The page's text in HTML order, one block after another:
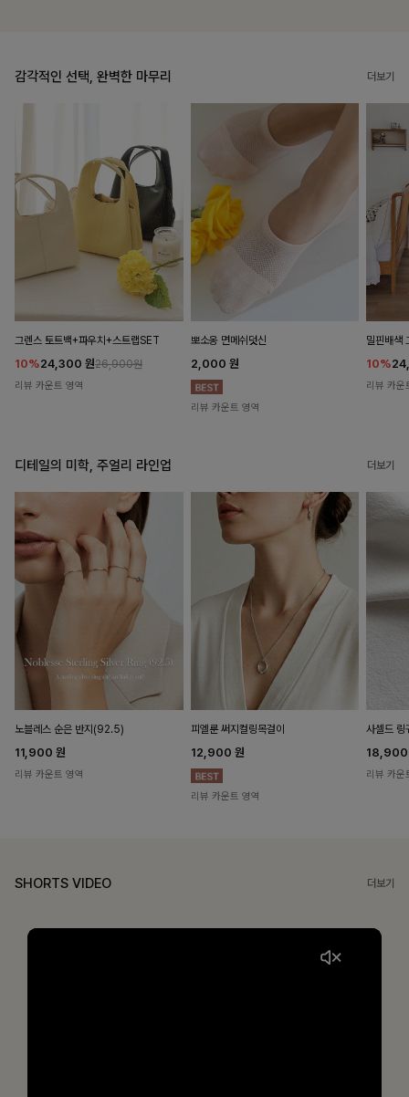
감각적인 선택, 완벽한 마무리 더보기
그렌스 토트백+파우치+스트랩SET
10%24,300 원26,900원
리뷰 카운트 영역
뽀소옹 면메쉬덧신
2,000 원
리뷰 카운트 영역
밀핀배색
10%
리뷰 카운
디테일의 미학, 주얼리 라인업 더보기
노블레스 순은 반지(92.5)
11,900 원
리뷰 카운트 영역
피엘룬 써지컬링목걸이
12,900 원
리뷰 카운트 영역
사셀드 링
리뷰 카운
SHORTS VIDEO 더보기